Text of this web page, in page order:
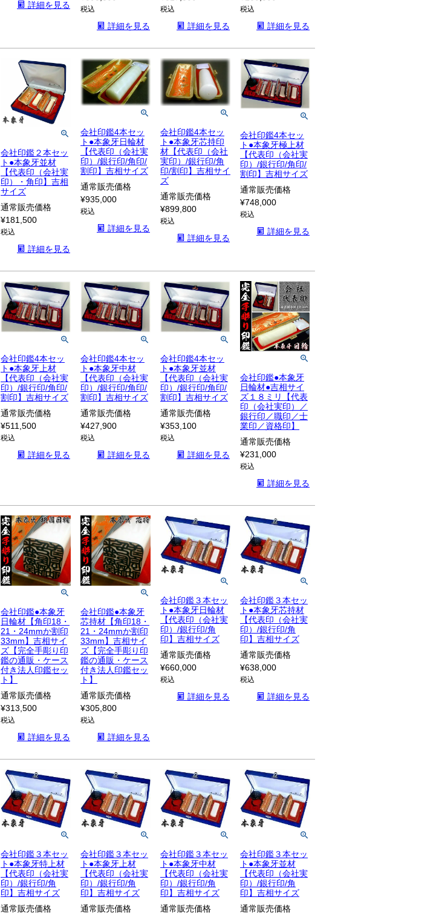
詳細を見る 税込
詳細を見る
税込
詳細を見る
税込
詳細を見る
会社印鑑２本セッ
ト●本象牙並材
【代表印（会社実
印）・角印】吉相
サイズ
通常販売価格
¥181,500
税込
詳細を見る
会社印鑑4本セッ
ト●本象牙日輪材
【代表印（会社実
印）/銀行印/角印/
割印】吉相サイズ
通常販売価格
¥935,000
税込
詳細を見る
会社印鑑4本セッ
ト●本象牙芯持印
材【代表印（会社
実印）/銀行印/角
印/割印】吉相サイ
ズ
通常販売価格
¥899,800
税込
詳細を見る
会社印鑑4本セッ
ト●本象牙極上材
【代表印（会社実
印）/銀行印/角印/
割印】吉相サイズ
通常販売価格
¥748,000
税込
詳細を見る
会社印鑑4本セッ
ト●本象牙上材
【代表印（会社実
印）/銀行印/角印/
割印】吉相サイズ
通常販売価格
¥511,500
税込
詳細を見る
会社印鑑4本セッ
ト●本象牙中材
【代表印（会社実
印）/銀行印/角印/
割印】吉相サイズ
通常販売価格
¥427,900
税込
詳細を見る
会社印鑑4本セッ
ト●本象牙並材
【代表印（会社実
印）/銀行印/角印/
割印】吉相サイズ
通常販売価格
¥353,100
税込
詳細を見る
会社印鑑●本象牙
日輪材●吉相サイ
ズ１８ミリ【代表
印（会社実印）／
銀行印／職印／士
業印／資格印】
通常販売価格
¥231,000
税込
詳細を見る
会社印鑑●本象牙
日輪材【角印18・
21・24mmか割印
33mm】吉相サイ
ズ【完全手彫り印
鑑の通販・ケース
付き法人印鑑セッ
ト】
通常販売価格
¥313,500
税込
詳細を見る
会社印鑑●本象牙
芯持材【角印18・
21・24mmか割印
33mm】吉相サイ
ズ【完全手彫り印
鑑の通販・ケース
付き法人印鑑セッ
ト】
通常販売価格
¥305,800
税込
詳細を見る
会社印鑑３本セッ
ト●本象牙日輪材
【代表印（会社実
印）/銀行印/角
印】吉相サイズ
通常販売価格
¥660,000
税込
詳細を見る
会社印鑑３本セッ
ト●本象牙芯持材
【代表印（会社実
印）/銀行印/角
印】吉相サイズ
通常販売価格
¥638,000
税込
詳細を見る
会社印鑑３本セッ
ト●本象牙特上材
【代表印（会社実
印）/銀行印/角
印】吉相サイズ
通常販売価格
会社印鑑３本セッ
ト●本象牙上材
【代表印（会社実
印）/銀行印/角
印】吉相サイズ
通常販売価格
会社印鑑３本セッ
ト●本象牙中材
【代表印（会社実
印）/銀行印/角
印】吉相サイズ
通常販売価格
会社印鑑３本セッ
ト●本象牙並材
【代表印（会社実
印）/銀行印/角
印】吉相サイズ
通常販売価格